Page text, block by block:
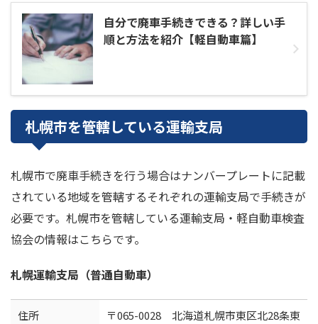
自分で廃車手続きできる？詳しい手
順と方法を紹介【軽自動車篇】
札幌市を管轄している運輸支局
札幌市で廃車手続きを行う場合はナンバープレートに記載
されている地域を管轄するそれぞれの運輸支局で手続きが
必要です。札幌市を管轄している運輸支局・軽自動車検査
協会の情報はこちらです。
札幌運輸支局（普通自動車）
住所
〒065-0028 北海道札幌市東区北28条東